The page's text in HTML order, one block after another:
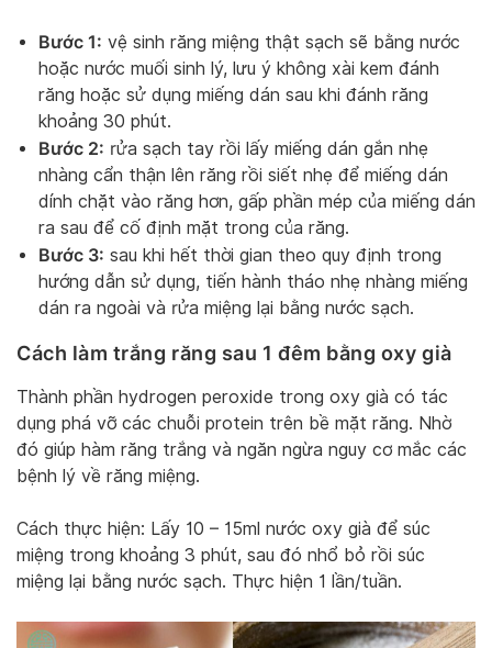
Bước 1: vệ sinh răng miệng thật sạch sẽ bằng nước
hoặc nước muối sinh lý, lưu ý không xài kem đánh
răng hoặc sử dụng miếng dán sau khi đánh răng
khoảng 30 phút.
Bước 2: rửa sạch tay rồi lấy miếng dán gắn nhẹ
nhàng cẩn thận lên răng rồi siết nhẹ để miếng dán
dính chặt vào răng hơn, gấp phần mép của miếng dán
ra sau để cố định mặt trong của răng.
Bước 3: sau khi hết thời gian theo quy định trong
hướng dẫn sử dụng, tiến hành tháo nhẹ nhàng miếng
dán ra ngoài và rửa miệng lại bằng nước sạch.
Cách làm trắng răng sau 1 đêm bằng oxy già
Thành phần hydrogen peroxide trong oxy già có tác
dụng phá vỡ các chuỗi protein trên bề mặt răng. Nhờ
đó giúp hàm răng trắng và ngăn ngừa nguy cơ mắc các
bệnh lý về răng miệng.
Cách thực hiện: Lấy 10 – 15ml nước oxy già để súc
miệng trong khoảng 3 phút, sau đó nhổ bỏ rồi súc
miệng lại bằng nước sạch. Thực hiện 1 lần/tuần.